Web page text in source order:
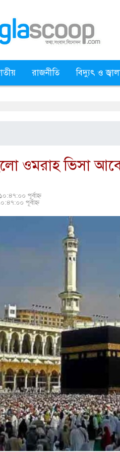
রাজনীতি বিদ্যুৎ ও
ওমরাহ ভিসা
পূর্বাহ্ন
পূর্বাহ্ন